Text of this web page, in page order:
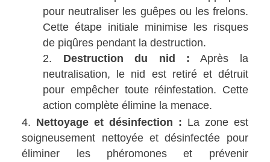
pour neutraliser les guêpes ou les frelons.
Cette étape initiale minimise les risques
de piqûres pendant la destruction.
Destruction du nid : Après la
neutralisation, le nid est retiré et détruit
pour empêcher toute réinfestation. Cette
action complète élimine la menace.
Nettoyage et désinfection : La zone est
soigneusement nettoyée et désinfectée pour
éliminer les phéromones et prévenir